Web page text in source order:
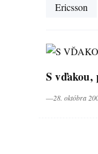
Ericsson
S
―28. októbra